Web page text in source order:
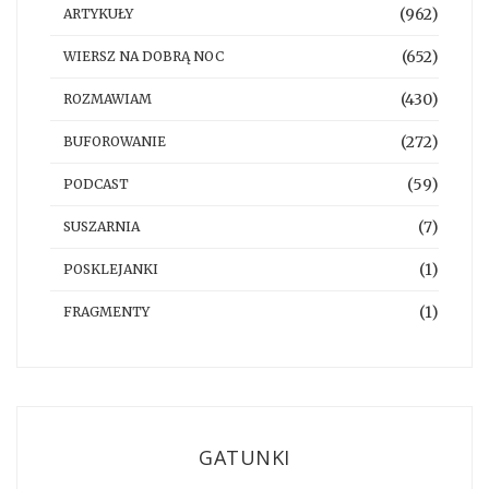
ARTYKUŁY (962)
WIERSZ NA DOBRĄ NOC (652)
ROZMAWIAM (430)
BUFOROWANIE (272)
PODCAST (59)
SUSZARNIA (7)
POSKLEJANKI (1)
FRAGMENTY (1)
GATUNKI